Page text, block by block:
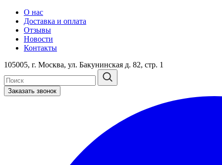
О нас
Доставка и оплата
Отзывы
Новости
Контакты
105005, г. Москва, ул. Бакунинская д. 82, стр. 1
Заказать звонок